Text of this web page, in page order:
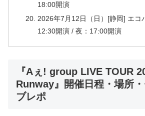
18:00開演
2026年7月12日（日）[静岡] エ
12:30開演 / 夜：17:00開演
『Aぇ! group LIVE TOUR
Runway』開催日程・場所
ブレポ